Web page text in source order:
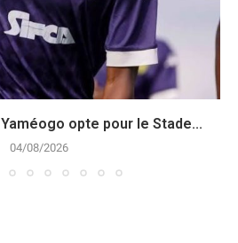
opte pour le Stade...
04/08/2026